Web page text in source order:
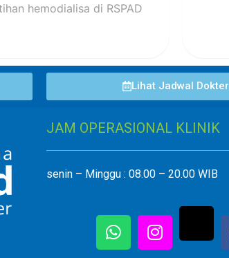
hemodialisa di RSPAD
Lihat Jadwal Dokter
JAM OPERASIONAL KLINIK
senin – Minggu : 08.00 – 20.00 WIB